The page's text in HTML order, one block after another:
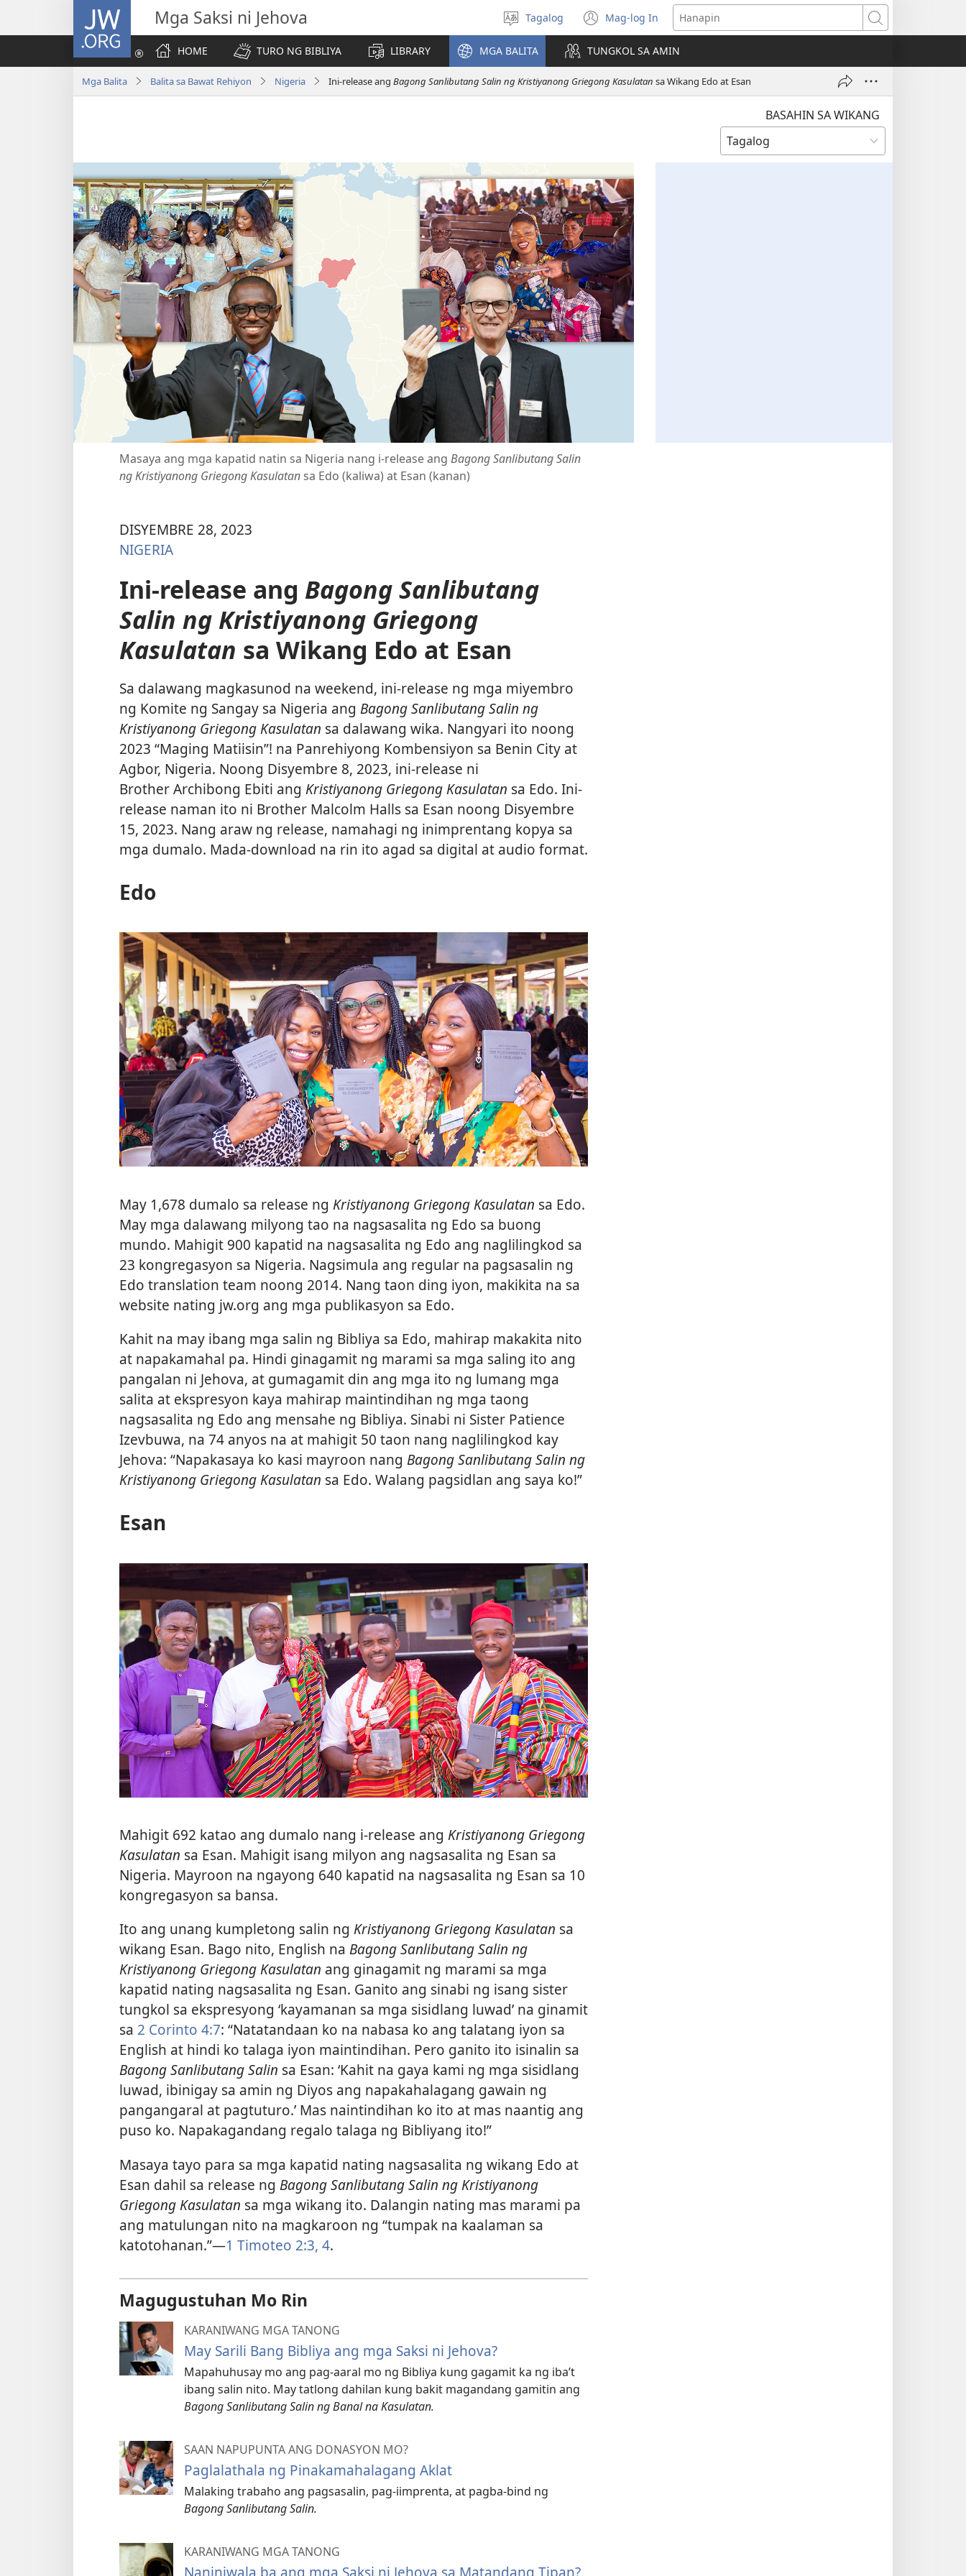
JW.ORG Mga Saksi ni Jehova
Pumili
ng
wika
Tagalog Mag-log In
(may
bubukas
na
bagong
window)
Hanapin
HOME
TURO NG BIBLIYA LIBRARY MGA BALITA TUNGKOL SA AMIN
Mga Balita Balita sa Bawat Rehiyon Nigeria Ini-release ang Bagong Sanlibutang Salin ng Kristiyanong Griegong Kasulatan sa Wikang Edo at Esan
BASAHIN SA WIKANG
Masaya ang mga kapatid natin sa Nigeria nang i-release ang Bagong Sanlibutang Salin
ng Kristiyanong Griegong Kasulatan sa Edo (kaliwa) at Esan (kanan)
DISYEMBRE 28, 2023
NIGERIA
Ini-release ang Bagong Sanlibutang
Salin ng Kristiyanong Griegong
Kasulatan sa Wikang Edo at Esan
Sa dalawang magkasunod na weekend, ini-release ng mga miyembro
ng Komite ng Sangay sa Nigeria ang Bagong Sanlibutang Salin ng
Kristiyanong Griegong Kasulatan sa dalawang wika. Nangyari ito noong
2023 “Maging Matiisin”! na Panrehiyong Kombensiyon sa Benin City at
Agbor, Nigeria. Noong Disyembre 8, 2023, ini-release ni
Brother Archibong Ebiti ang Kristiyanong Griegong Kasulatan sa Edo. Ini-
release naman ito ni Brother Malcolm Halls sa Esan noong Disyembre
15, 2023. Nang araw ng release, namahagi ng inimprentang kopya sa
mga dumalo. Mada-download na rin ito agad sa digital at audio format.
Edo
May 1,678 dumalo sa release ng Kristiyanong Griegong Kasulatan sa Edo.
May mga dalawang milyong tao na nagsasalita ng Edo sa buong
mundo. Mahigit 900 kapatid na nagsasalita ng Edo ang naglilingkod sa
23 kongregasyon sa Nigeria. Nagsimula ang regular na pagsasalin ng
Edo translation team noong 2014. Nang taon ding iyon, makikita na sa
website nating jw.org ang mga publikasyon sa Edo.
Kahit na may ibang mga salin ng Bibliya sa Edo, mahirap makakita nito
at napakamahal pa. Hindi ginagamit ng marami sa mga saling ito ang
pangalan ni Jehova, at gumagamit din ang mga ito ng lumang mga
salita at ekspresyon kaya mahirap maintindihan ng mga taong
nagsasalita ng Edo ang mensahe ng Bibliya. Sinabi ni Sister Patience
Izevbuwa, na 74 anyos na at mahigit 50 taon nang naglilingkod kay
Jehova: “Napakasaya ko kasi mayroon nang Bagong Sanlibutang Salin ng
Kristiyanong Griegong Kasulatan sa Edo. Walang pagsidlan ang saya ko!”
Esan
Mahigit 692 katao ang dumalo nang i-release ang Kristiyanong Griegong
Kasulatan sa Esan. Mahigit isang milyon ang nagsasalita ng Esan sa
Nigeria. Mayroon na ngayong 640 kapatid na nagsasalita ng Esan sa 10
kongregasyon sa bansa.
Ito ang unang kumpletong salin ng Kristiyanong Griegong Kasulatan sa
wikang Esan. Bago nito, English na Bagong Sanlibutang Salin ng
Kristiyanong Griegong Kasulatan ang ginagamit ng marami sa mga
kapatid nating nagsasalita ng Esan. Ganito ang sinabi ng isang sister
tungkol sa ekspresyong ‘kayamanan sa mga sisidlang luwad’ na ginamit
sa 2 Corinto 4:7: “Natatandaan ko na nabasa ko ang talatang iyon sa
English at hindi ko talaga iyon maintindihan. Pero ganito ito isinalin sa
Bagong Sanlibutang Salin sa Esan: ‘Kahit na gaya kami ng mga sisidlang
luwad, ibinigay sa amin ng Diyos ang napakahalagang gawain ng
pangangaral at pagtuturo.’ Mas naintindihan ko ito at mas naantig ang
puso ko. Napakagandang regalo talaga ng Bibliyang ito!”
Masaya tayo para sa mga kapatid nating nagsasalita ng wikang Edo at
Esan dahil sa release ng Bagong Sanlibutang Salin ng Kristiyanong
Griegong Kasulatan sa mga wikang ito. Dalangin nating mas marami pa
ang matulungan nito na magkaroon ng “tumpak na kaalaman sa
katotohanan.”—1 Timoteo 2:3, 4.
Magugustuhan Mo Rin
KARANIWANG MGA TANONG
May Sarili Bang Bibliya ang mga Saksi ni Jehova?
Mapahuhusay mo ang pag-aaral mo ng Bibliya kung gagamit ka ng iba’t
ibang salin nito. May tatlong dahilan kung bakit magandang gamitin ang
Bagong Sanlibutang Salin ng Banal na Kasulatan.
SAAN NAPUPUNTA ANG DONASYON MO?
Paglalathala ng Pinakamahalagang Aklat
Malaking trabaho ang pagsasalin, pag-iimprenta, at pagba-bind ng
Bagong Sanlibutang Salin.
KARANIWANG MGA TANONG
Naniniwala ba ang mga Saksi ni Jehova sa Matandang Tipan?